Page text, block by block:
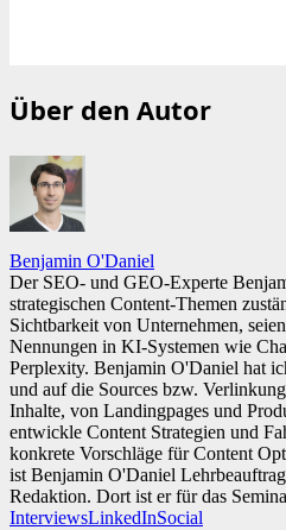
Über den Autor
Benjamin O'Daniel
Der SEO- und GEO-Experte
strategischen Content-Themen
Sichtbarkeit von Unternehmen,
Nennungen in KI-Systemen wie
Perplexity. Benjamin O'Daniel hat
und auf die Sources bzw.
Inhalte, von Landingpages und
entwickle Content Strategien und
konkrete Vorschläge für Content
ist Benjamin O'Daniel
Redaktion. Dort ist er für das
InterviewsLinkedInSocial